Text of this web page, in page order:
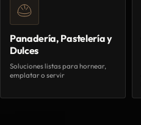
Panadería, Pastelería y
Dulces
Soluciones listas para hornear,
emplatar o servir